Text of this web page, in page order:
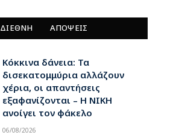
ΔΙΕΘΝΗ ΑΠΟΨΕΙΣ
Κόκκινα δάνεια: Τα
δισεκατομμύρια αλλάζουν
χέρια, οι απαντήσεις
εξαφανίζονται – Η ΝΙΚΗ
ανοίγει τον φάκελο
06/08/2026